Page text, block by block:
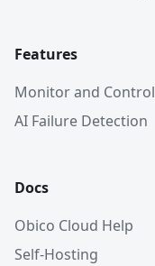
Features
Monitor and Control
AI Failure Detection
Docs
Obico Cloud Help
Self-Hosting